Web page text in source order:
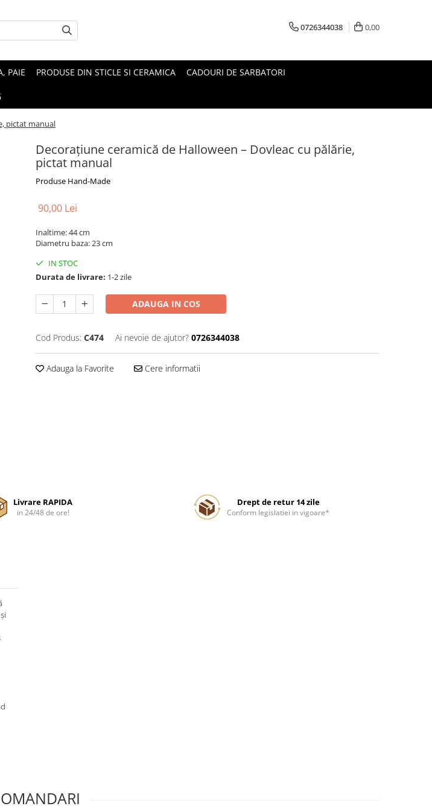
0726344038 0,00
PAIE PRODUSE DIN STICLE SI CERAMICA CADOURI DE SARBATORI
pictat manual
Decorațiune ceramică de Halloween – Dovleac cu pălărie,
pictat manual
Produse Hand-Made
90,00 Lei
Inaltime: 44 cm
Diametru baza: 23 cm
IN STOC
Durata de livrare: 1-2 zile
ADAUGA IN COS
Cod Produs: C474 Ai nevoie de ajutor? 0726344038
Adauga la Favorite Cere informatii
Livrare RAPIDA
in 24/48 de ore!
Drept de retur 14 zile
Conform legislatiei in vigoare*